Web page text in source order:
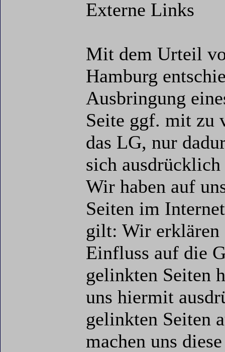
Externe Links
Mit dem Urteil
Hamburg
Ausbringung
Seite ggf. mit zu
das LG, nur
sich
Wir haben auf
Seiten im
gilt: Wir erklären
Einfluss auf die
gelinkten Seiten
uns hiermit
gelinkten Seiten
machen uns